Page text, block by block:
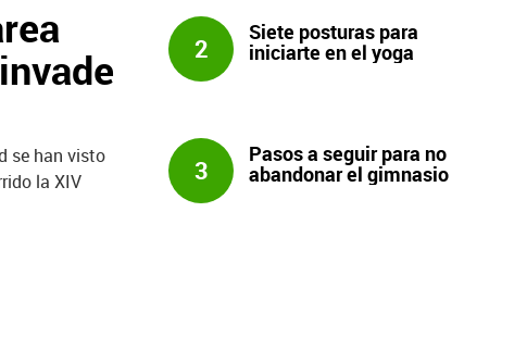
se han visto
la XIV
2
Siete posturas para
iniciarte en el yoga
3
Pasos a seguir para no
abandonar el gimnasio